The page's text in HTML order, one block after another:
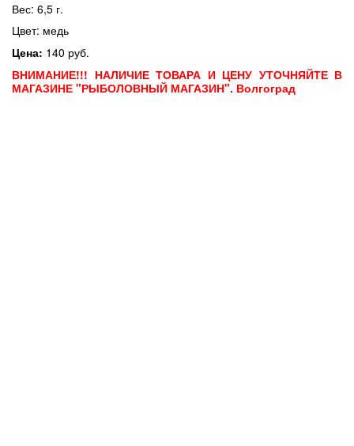
Вес: 6,5 г.
Цвет: медь
Цена: 140 руб.
ВНИМАНИЕ!!! НАЛИЧИЕ ТОВАРА И ЦЕНУ УТОЧНЯЙТЕ В
МАГАЗИНЕ "РЫБОЛОВНЫЙ МАГАЗИН". Волгоград